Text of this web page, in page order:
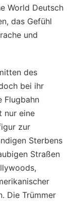
World Deutsch
das Gefühl
und
des
bei ihr
Flugbahn
nur eine
zur
Sterbens
Straßen
Die Trümmer